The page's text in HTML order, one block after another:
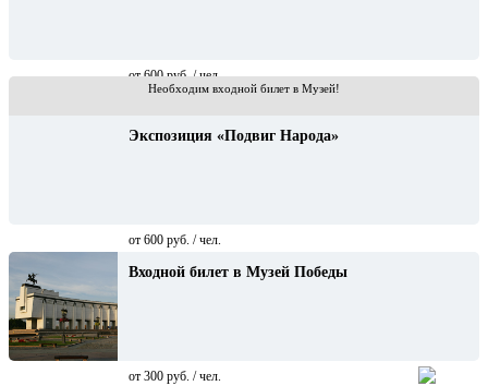
от 600 руб. / чел.
Необходим входной билет в Музей!
Экспозиция «Подвиг Народа»
от 600 руб. / чел.
Входной билет в Музей Победы
от 300 руб. / чел.